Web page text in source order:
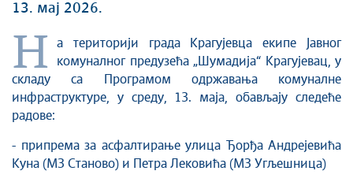
Односи са јавношћу
Здравство
Социјална заштита
Спорт
Седнице Градског већа
Седнице Скупштине
Туризам
13. мај 2026.
Н
а територији града Крагујевца екипе Јавног
комуналног предузећа „Шумадија“ Крагујевац, у
складу са Програмом одржавања комуналне
инфраструктуре, у среду, 13. маја, обављају следеће
радове:
- припрема за асфалтирање улица Ђорђа Андрејевића
Куна (МЗ Станово) и Петра Лековића (МЗ Угљешница)